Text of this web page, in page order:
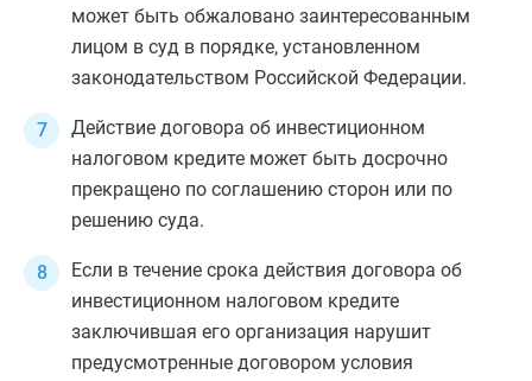
может быть обжаловано заинтересованным
лицом в суд в порядке, установленном
законодательством Российской Федерации.
Действие договора об инвестиционном
налоговом кредите может быть досрочно
прекращено по соглашению сторон или по
решению суда.
Если в течение срока действия договора об
инвестиционном налоговом кредите
заключившая его организация нарушит
предусмотренные договором условия